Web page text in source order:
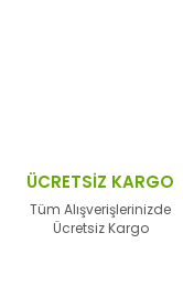
ÜCRETSİZ KARGO
Tüm Alışverişlerinizde
Ücretsiz Kargo